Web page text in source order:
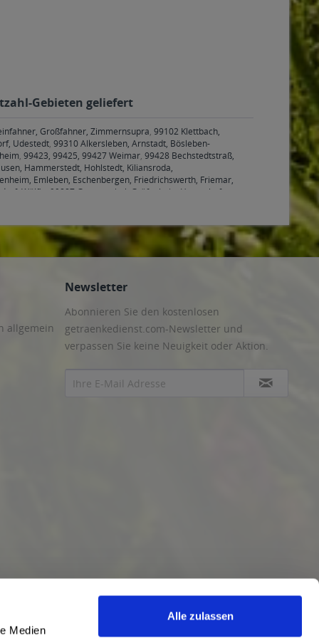
Medien
Alle zulassen
Gebieten geliefert
Großfahner, Zimmernsupra, 99102 Klettbach,
Udestedt, 99310 Alkersleben, Arnstadt, Bösleben-
, 99423, 99425, 99427 Weimar, 99428 Bechstedtstraß,
Hammerstedt, Hohlstedt, Kiliansroda,
Emleben, Eschenbergen, Friedrichswerth, Friemar,
Wölfis
99887 Georgenthal, Gräfenhain, Herrenhof,
allgemein
Newsletter
Abonnieren Sie den kostenlosen
getraenkedienst.com-Newsletter und
verpassen Sie keine Neuigkeit oder Aktion.